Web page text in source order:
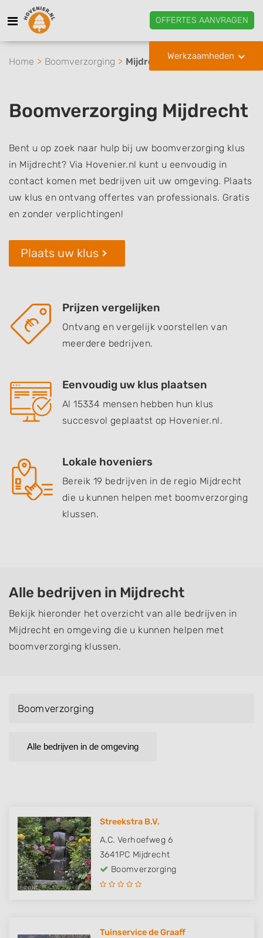
OFFERTES AANVRAGEN
Werkzaamheden
Home Boomverzorging Mijdrecht
Boomverzorging Mijdrecht
Bent u op zoek naar hulp bij uw boomverzorging klus
in Mijdrecht? Via Hovenier.nl kunt u eenvoudig in
contact komen met bedrijven uit uw omgeving. Plaats
uw klus en ontvang offertes van professionals. Gratis
en zonder verplichtingen!
Plaats uw klus
Prijzen vergelijken
Ontvang en vergelijk voorstellen van
meerdere bedrijven.
Eenvoudig uw klus plaatsen
Al 15334 mensen hebben hun klus
succesvol geplaatst op Hovenier.nl.
Lokale hoveniers
Bereik 19 bedrijven in de regio Mijdrecht
die u kunnen helpen met boomverzorging
klussen.
Alle bedrijven in Mijdrecht
Bekijk hieronder het overzicht van alle bedrijven in
Mijdrecht en omgeving die u kunnen helpen met
boomverzorging klussen.
Boomverzorging
Alle bedrijven in de omgeving
Streekstra B.V.
A.C. Verhoefweg 6
3641PC Mijdrecht
Boomverzorging
Tuinservice de Graaff